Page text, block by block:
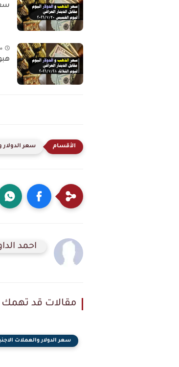
سعر الدولار
احمد
مقالات قد تهمك
سعر الدولار والعملات